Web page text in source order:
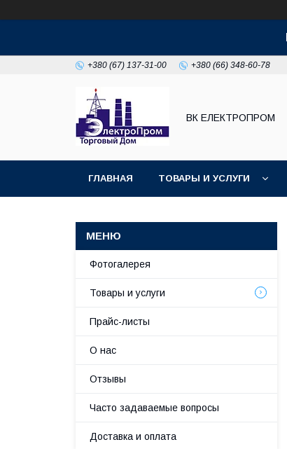
+380 (67) 137-31-00 +380 (66) 348-60-78
ВК ЕЛЕКТРОПРОМ
ГЛАВНАЯ ТОВАРЫ И УСЛУГИ
Фотогалерея
Товары и услуги
Прайс-листы
О нас
Отзывы
Часто задаваемые вопросы
Доставка и оплата